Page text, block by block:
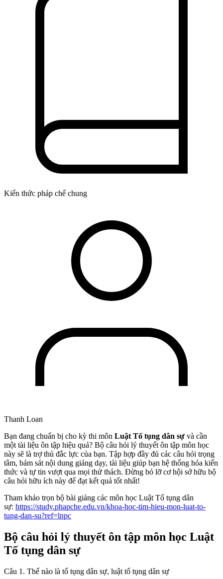
Kiến thức pháp chế chung
Thanh Loan
Bạn đang chuẩn bị cho kỳ thi môn Luật Tố tụng dân sự và cần
một tài liệu ôn tập hiệu quả? Bộ câu hỏi lý thuyết ôn tập môn học
này sẽ là trợ thủ đắc lực của bạn. Tập hợp đầy đủ các câu hỏi trọng
tâm, bám sát nội dung giảng dạy, tài liệu giúp bạn hệ thống hóa kiến
thức và tự tin vượt qua mọi thử thách. Đừng bỏ lỡ cơ hội sở hữu bộ
câu hỏi hữu ích này để đạt kết quả tốt nhất!
Tham khảo trọn bộ bài giảng các môn học Luật Tố tụng dân
sự: https://study.phapche.edu.vn/khoa-hoc-tim-hieu-mon-luat-to-
tung-dan-su?ref=lnpc
Bộ câu hỏi lý thuyết ôn tập môn học Luật
Tố tụng dân sự
Câu 1. Thế nào là tố tụng dân sự, luật tố tụng dân sự